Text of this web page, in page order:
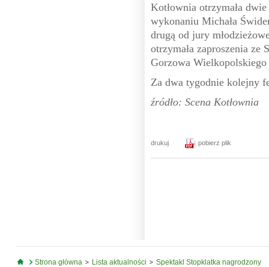
Kotłownia otrzymała
wykonaniu Michała
drugą od jury
otrzymała zaproszenia
Gorzowa
Za dwa tygodnie kolejny
źródło: Scena Kotłownia
drukuj pobierz plik
Jesteś tutaj
Strona główna Lista aktualności Spektakl Stopklatka nagrodzony